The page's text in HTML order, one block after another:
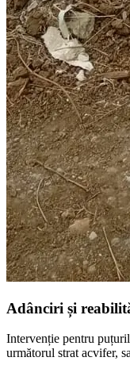
Adânciri și
Intervenție pentru
următorul strat acvifer,